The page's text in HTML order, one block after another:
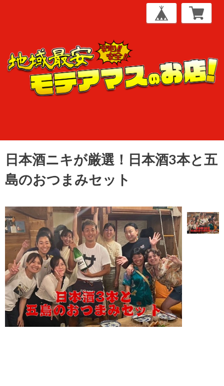
日本酒ニキが厳選！日本酒3本と五
島のおつまみセット